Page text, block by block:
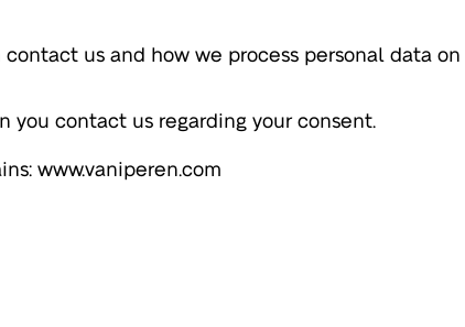
us and how we process personal data on
you contact us regarding your consent.
www.vaniperen.com